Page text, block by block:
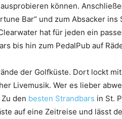
können.
Bar“ und zum Absacker ins
hat für jeden ein
bis hin zum PedalPub auf
der Golfküste. Dort lockt mit
Livemusik. Wer es lieber
den besten Strandbars in St.
auf eine Zeitreise und lässt